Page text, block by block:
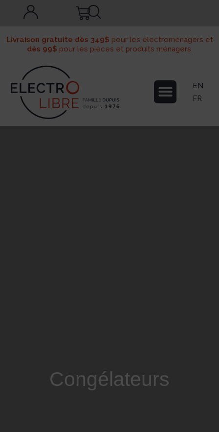
Livraison gratuite dès 349$ pour les électroménagers et
dès 99$ pour les pièces et produits ménagers.
EN
FR
Congélateurs